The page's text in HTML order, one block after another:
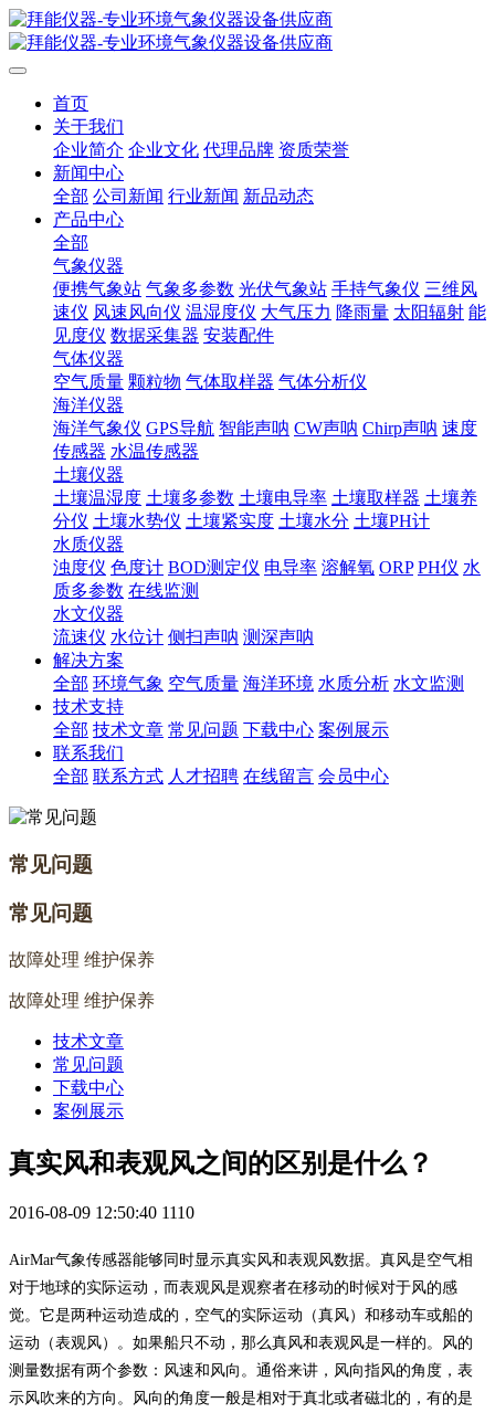
首页
关于我们
企业简介 企业文化 代理品牌 资质荣誉
新闻中心
全部 公司新闻 行业新闻 新品动态
产品中心
全部
气象仪器
便携气象站 气象多参数 光伏气象站 手持气象仪 三维风
速仪 风速风向仪 温湿度仪 大气压力 降雨量 太阳辐射 能
见度仪 数据采集器 安装配件
气体仪器
空气质量 颗粒物 气体取样器 气体分析仪
海洋仪器
海洋气象仪 GPS导航 智能声呐 CW声呐 Chirp声呐 速度
传感器 水温传感器
土壤仪器
土壤温湿度 土壤多参数 土壤电导率 土壤取样器 土壤养
分仪 土壤水势仪 土壤紧实度 土壤水分 土壤PH计
水质仪器
浊度仪 色度计 BOD测定仪 电导率 溶解氧 ORP PH仪 水
质多参数 在线监测
水文仪器
流速仪 水位计 侧扫声呐 测深声呐
解决方案
全部 环境气象 空气质量 海洋环境 水质分析 水文监测
技术支持
全部 技术文章 常见问题 下载中心 案例展示
联系我们
全部 联系方式 人才招聘 在线留言 会员中心
常见问题
常见问题
故障处理 维护保养
故障处理 维护保养
技术文章
常见问题
下载中心
案例展示
真实风和表观风之间的区别是什么？
2016-08-09 12:50:40 1110
AirMar气象传感器能够同时显示真实风和表观风数据。真风是空气相
对于地球的实际运动，而表观风是观察者在移动的时候对于风的感
觉。它是两种运动造成的，空气的实际运动（真风）和移动车或船的
运动（表观风）。如果船只不动，那么真风和表观风是一样的。风的
测量数据有两个参数：风速和风向。通俗来讲，风向指风的角度，表
示风吹来的方向。风向的角度一般是相对于真北或者磁北的，有的是